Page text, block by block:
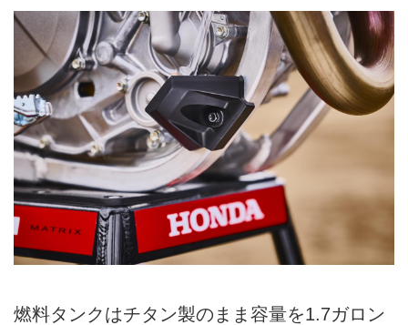
燃料タンクはチタン製のまま容量を1.7ガロン